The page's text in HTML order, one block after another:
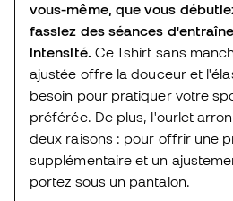
vous-même, que vous
fassiez des séances
intensité. Ce Tshirt sans
ajustée offre la douceur et
besoin pour pratiquer votre
préférée. De plus, l'ourlet
deux raisons : pour offrir une
supplémentaire et un
portez sous un pantalon.